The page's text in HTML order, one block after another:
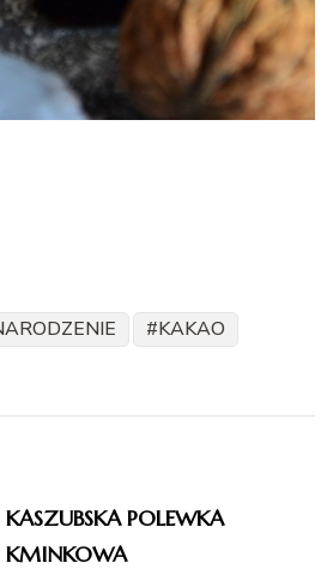
KAKAO
KASZUBSKA POLEWKA
KMINKOWA